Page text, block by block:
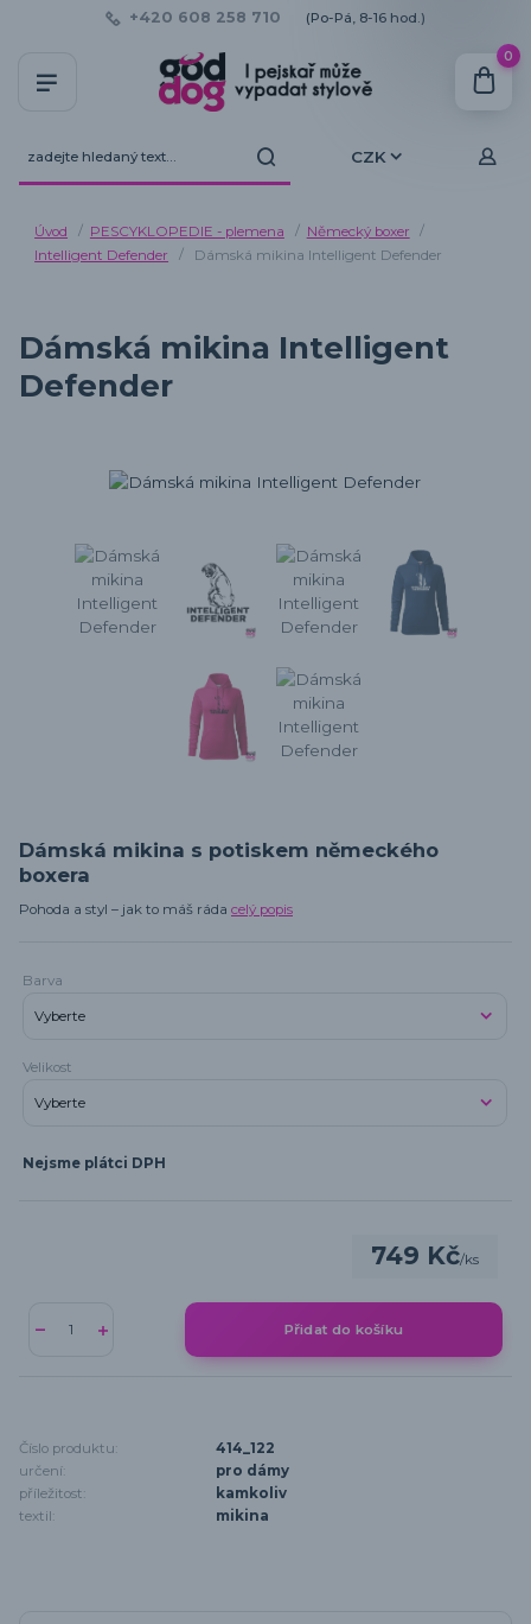
CZK
+420 608 258 710 (Po-Pá, 8-16 hod.)
0
Úvod PESCYKLOPEDIE - plemena
Německý boxer
Intelligent Defender
Dámská mikina Intelligent Defender
Dámská mikina Intelligent
Defender
Dámská mikina s potiskem německého
boxera
Pohoda a styl – jak to máš ráda celý popis
Barva
Velikost
Nejsme plátci DPH
749 Kč/ks
Přidat do košíku
Číslo produktu:
414_122
určení:
pro dámy
příležitost:
kamkoliv
textil:
mikina